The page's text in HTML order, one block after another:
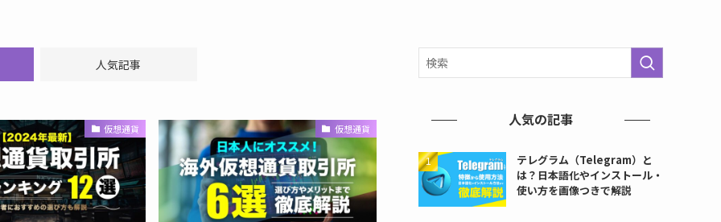
人気記事
仮想通貨 仮想通貨 人気の記事
テレグラム（Telegram）と
は？日本語化やインストール・
使い方を画像つきで解説